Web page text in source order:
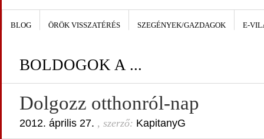
BLOG ÖRÖK VISSZATÉRÉS SZEGÉNYEK/GAZDAGOK E-
BOLDOGOK A ...
Dolgozz otthonról-nap
2012. április 27. , szerző: KapitanyG